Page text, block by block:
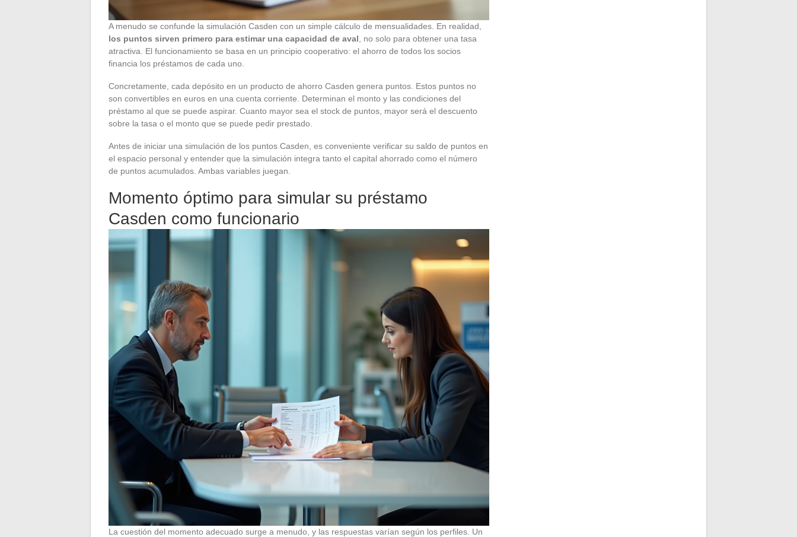
A menudo se confunde la simulación Casden con un simple cálculo de mensualidades. En realidad,
los puntos sirven primero para estimar una capacidad de aval, no solo para obtener una tasa
atractiva. El funcionamiento se basa en un principio cooperativo: el ahorro de todos los socios
financia los préstamos de cada uno.
Concretamente, cada depósito en un producto de ahorro Casden genera puntos. Estos puntos no
son convertibles en euros en una cuenta corriente. Determinan el monto y las condiciones del
préstamo al que se puede aspirar. Cuanto mayor sea el stock de puntos, mayor será el descuento
sobre la tasa o el monto que se puede pedir prestado.
Antes de iniciar una simulación de los puntos Casden, es conveniente verificar su saldo de puntos en
el espacio personal y entender que la simulación integra tanto el capital ahorrado como el número
de puntos acumulados. Ambas variables juegan.
Momento óptimo para simular su préstamo
Casden como funcionario
La cuestión del momento adecuado surge a menudo, y las respuestas varían según los perfiles. Un